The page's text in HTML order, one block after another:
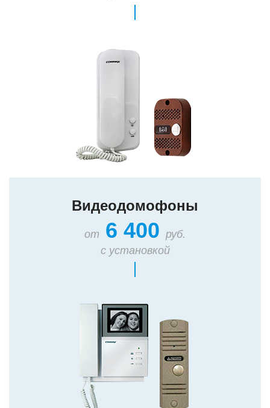
Видеодомофоны
от 6 400 руб.
с установкой